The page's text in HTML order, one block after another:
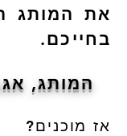
את המותג
בחייכם.
המותג,
אז מוכנים?